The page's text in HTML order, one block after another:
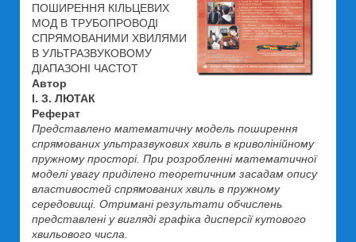
ПОШИРЕННЯ КІЛЬЦЕВИХ
МОД В ТРУБОПРОВОДІ
СПРЯМОВАНИМИ ХВИЛЯМИ
В УЛЬТРАЗВУКОВОМУ
ДІАПАЗОНІ ЧАСТОТ
Автор
І. З. ЛЮТАК
Реферат
Представлено математичну модель поширення
спрямованих ультразвукових хвиль в криволінійному
пружному просторі. При розробленні математичної
моделі увагу приділено теоретичним засадам опису
властивостей спрямованих хвиль в пружному
середовищі. Отримані результати обчислень
представлені у вигляді графіка дисперсії кутового
хвильового числа.